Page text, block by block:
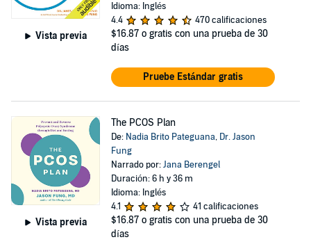
Vista previa
Idioma: Inglés
4.4
470 calificaciones
$16.87 o gratis con una prueba de 30
días
Pruebe Estándar gratis
Vista previa
The PCOS Plan
De: Nadia Brito Pateguana, Dr. Jason
Fung
Narrado por:Jana Berengel
Duración: 6 h y 36 m
Idioma: Inglés
4.1
41 calificaciones
$16.87 o gratis con una prueba de 30
días